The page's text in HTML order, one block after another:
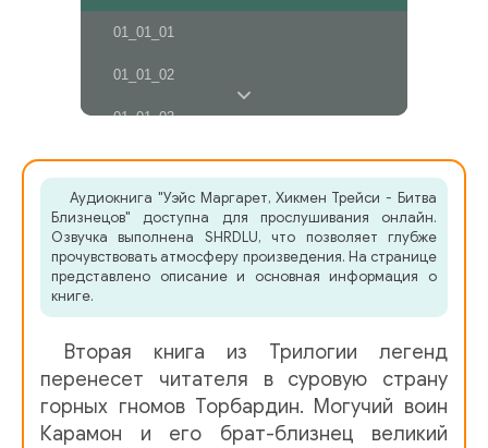
01_01_01
01_01_02
01_01_03
01_02_01
01_03_01
01_03_02
01_04_02
01_04_03
Аудиокнига "Уэйс Маргарет, Хикмен Трейси - Битва
Близнецов" доступна для прослушивания онлайн.
Озвучка выполнена SHRDLU, что позволяет глубже
прочувствовать атмосферу произведения. На странице
представлено описание и основная информация о
книге.
Вторая книга из Трилогии легенд
перенесет читателя в суровую страну
горных гномов Торбардин. Могучий воин
Карамон и его брат-близнец великий